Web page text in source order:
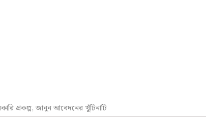
প্রকল্প, জানুন আবেদনের খুঁটিনাটি